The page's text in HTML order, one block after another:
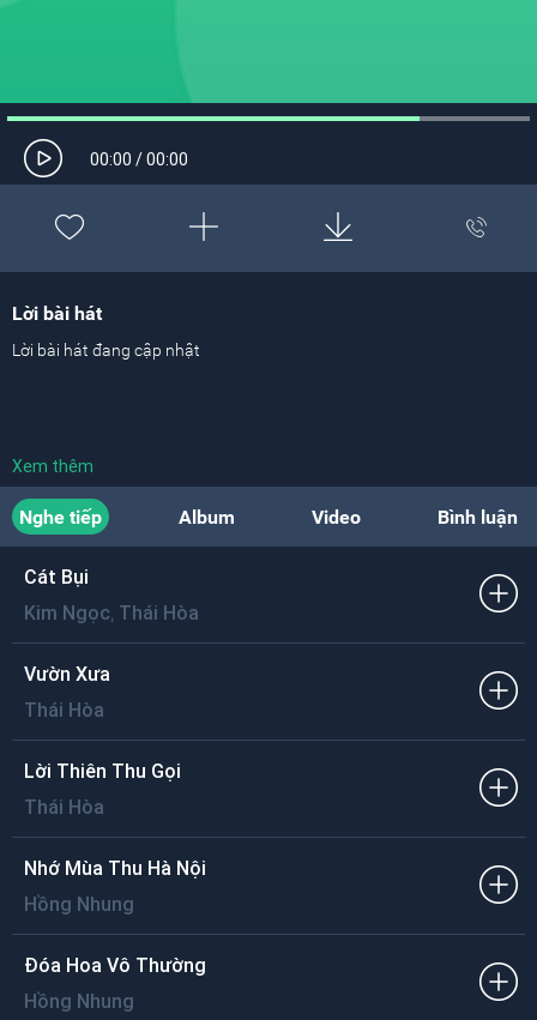
00:00 /00:00
Lời bài hát
Lời bài hát đang cập nhật
Xem thêm
Nghe tiếp Album Video Bình luận
Cát Bụi
Kim Ngọc, Thái Hòa
Vườn Xưa
Thái Hòa
Lời Thiên Thu Gọi
Thái Hòa
Nhớ Mùa Thu Hà Nội
Hồng Nhung
Đóa Hoa Vô Thường
Hồng Nhung